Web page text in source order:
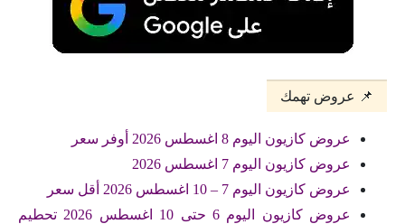
📌 عروض تهمك
عروض كازيون اليوم 8 اغسطس 2026 أوفر سعر
عروض كازيون اليوم 7 اغسطس 2026
عروض كازيون اليوم 7 – 10 اغسطس 2026 أقل سعر
عروض كازيون اليوم 6 حتى 10 اغسطس 2026 تحطيم